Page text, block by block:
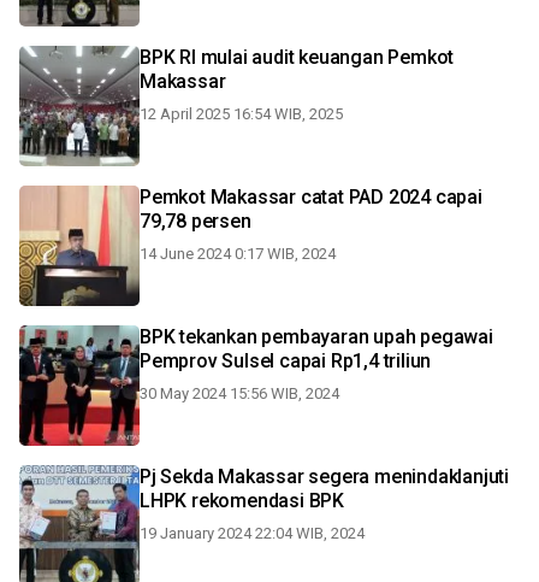
BPK RI mulai audit keuangan Pemkot
Makassar
12 April 2025 16:54 WIB, 2025
Pemkot Makassar catat PAD 2024 capai
79,78 persen
14 June 2024 0:17 WIB, 2024
BPK tekankan pembayaran upah pegawai
Pemprov Sulsel capai Rp1,4 triliun
30 May 2024 15:56 WIB, 2024
Pj Sekda Makassar segera menindaklanjuti
LHPK rekomendasi BPK
19 January 2024 22:04 WIB, 2024